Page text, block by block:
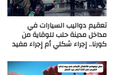
تعقيم دواليب السيارات في
مداخل مدينة حلب للوقاية من
كورنا.. إجراء شكلي أم إجراء مفيد